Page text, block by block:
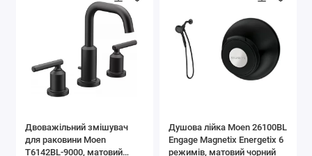
Двоважільний змішувач
для раковини Moen
T6142BL-9000, матовий
Душова лійка Moen 26100BL
Engage Magnetix Energetix 6
режимів, матовий чорний